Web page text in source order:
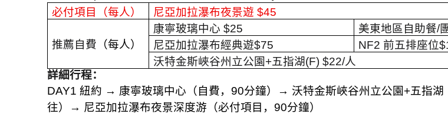
必付項目（每人）
尼亞加拉瀑布夜景遊 $45
推薦自費 （每人）
康寧玻璃中心 $25 美東地區自助餐/
尼亞加拉瀑布經典遊$75 NF2 前五排座位
沃特金斯峽谷州立公園+五指湖(F) $22/人
詳細行程：
DAY1 紐約 → 康寧玻璃中心（自費， 90分鐘） → 沃特金斯峽谷州立公園+五指湖
往）
→ 尼亞加拉瀑布夜景深度游（必付項目， 90分鐘）